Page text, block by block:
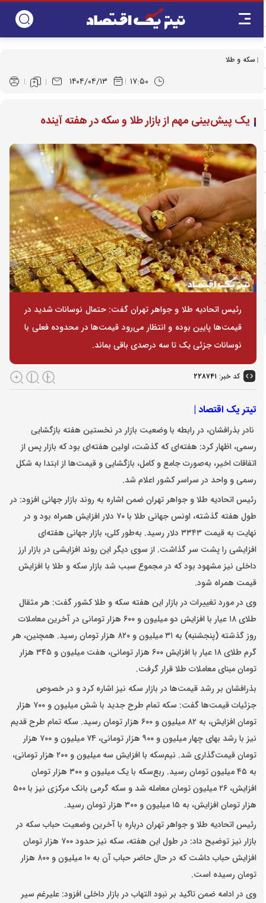
سکه و طلا
۱۴۰۴/۰۴/۱۳ ۱۷:۵۰
یک پیش‌بینی مهم از بازار طلا و سکه در هفته آینده
رئیس اتحادیه طلا و جواهر تهران گفت: حتمال نوسانات شدید در
قیمت‌ها پایین بوده و انتظار می‌رود قیمت‌ها در محدوده فعلی با
نوسانات جزئی یک تا سه درصدی باقی بماند.
کد خبر: ۲۲۸۷۴۱
تیتر یک اقتصاد |
نادر بذرافشان، در رابطه با وضعیت بازار در نخستین هفته بازگشایی
رسمی، اظهار کرد: هفته‌ای که گذشت، اولین هفته‌ای بود که بازار پس از
اتفاقات اخیر، به‌صورت جامع و کامل، بازگشایی و قیمت‌ها از ابتدا به شکل
رسمی و واحد در سراسر کشور اعلام شد.
رئیس اتحادیه طلا و جواهر تهران ضمن اشاره به روند بازار جهانی افزود: در
طول هفته گذشته، اونس جهانی طلا با ۷۰ دلار افزایش همراه بود و در
نهایت به قیمت ۳۳۴۳ دلار رسید. به‌طور کلی، بازار جهانی هفته‌ای
افزایشی را پشت سر گذاشت. از سوی دیگر این روند افزایشی در بازار ارز
داخلی نیز مشهود بود که در مجموع سبب شد بازار سکه و طلا با افزایش
قیمت همراه شود.
وی در مورد تغییرات در بازار این هفته سکه و طلا کشور گفت: هر مثقال
طلای ۱۸ عیار با افزایش دو میلیون و ۶۰۰ هزار تومانی در آخرین معاملات
روز گذشته (پنجشنبه) به ۳۱ میلیون و ۸۲۰ هزار تومان رسید. همچنین، هر
گرم طلای ۱۸ عیار با افزایش ۶۰۰ هزار تومانی، هفت میلیون و ۳۴۵ هزار
تومان مبنای معاملات طلا قرار گرفت.
بذرافشان بر رشد قیمت‌ها در بازار سکه نیز اشاره کرد و در خصوص
جزئیات قیمت‌ها گفت: سکه تمام طرح جدید با شش میلیون و ۷۰۰ هزار
تومان افزایش، به ۸۲ میلیون و ۶۰۰ هزار تومان رسید. سکه تمام طرح قدیم
نیز با رشد بهای چهار میلیون و ۹۰۰ هزار تومانی، ۷۴ میلیون و ۷۰۰ هزار
تومان قیمت‌گذاری شد. نیم‌سکه با افزایش سه میلیون و ۲۰۰ هزار تومانی،
به ۴۵ میلیون تومان رسید. ربع‌سکه با یک میلیون و ۳۰۰ هزار تومان
افزایش، ۲۶ میلیون تومان معامله شد و سکه گرمی بانک مرکزی نیز با ۵۰۰
هزار تومان افزایش، به ۱۵ میلیون و ۳۰۰ هزار تومان رسید.
رئیس اتحادیه طلا و جواهر تهران درباره با آخرین وضعیت حباب سکه در
بازار نیز توضیح داد: در طول این هفته، سکه نیز حدود ۷۰۰ هزار تومان
افزایش حباب داشت که در حال حاضر حباب آن به ۱۰ میلیون و ۸۰۰ هزار
تومان رسیده است.
وی در ادامه ضمن تاکید بر نبود التهاب در بازار داخلی افزود: علیرغم سیر